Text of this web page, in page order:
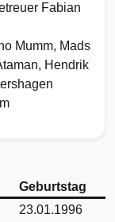
Fabian
Mumm, Mads
Hendrik
Geburtstag
23.01.1996